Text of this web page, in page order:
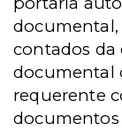
documental,
contados da
documental
requerente